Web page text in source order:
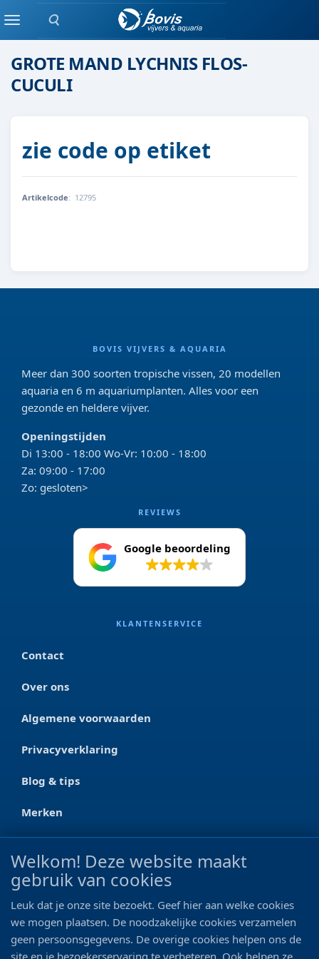
Zoeken
Menumoeras/waterplanten
GROTE MAND LYCHNIS FLOS-
CUCULI
zie code op etiket
Artikelcode: 12795
BOVIS VIJVERS & AQUARIA
Meer dan 300 soorten tropische vissen, 20 modellen
aquaria en 6 m aquariumplanten. Alles voor een
gezonde en heldere vijver.
Openingstijden
Di 13:00 - 18:00 Wo-Vr: 10:00 - 18:00
Za: 09:00 - 17:00
Zo: gesloten>
REVIEWS
Google beoordeling
KLANTENSERVICE
Contact
Over ons
Algemene voorwaarden
Privacyverklaring
Blog & tips
Merken
CONTACT
Ootmarsumseweg 125a
0546 - 622 990
06 - 11 19 81 42
Welkom! Deze website maakt
gebruik van cookies
Leuk dat je onze site bezoekt. Geef hier aan welke cookies
we mogen plaatsen. De noodzakelijke cookies verzamelen
geen persoonsgegevens. De overige cookies helpen ons de
site en je bezoekerservaring te verbeteren. Ook helpen ze